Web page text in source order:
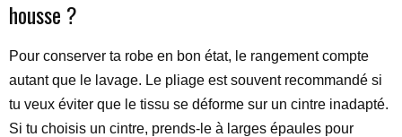
housse ?
Pour conserver ta robe en bon état, le rangement compte
autant que le lavage. Le pliage est souvent recommandé si
tu veux éviter que le tissu se déforme sur un cintre inadapté.
Si tu choisis un cintre, prends-le à larges épaules pour